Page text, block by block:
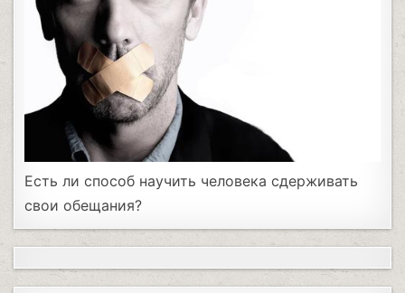
Есть ли способ научить человека сдерживать
свои обещания?